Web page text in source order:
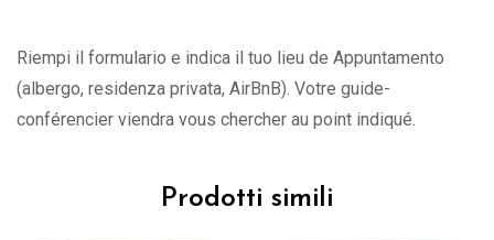
Riempi il formulario e indica il tuo lieu de Appuntamento
(albergo, residenza privata, AirBnB). Votre guide-
conférencier viendra vous chercher au point indiqué.
Prodotti simili